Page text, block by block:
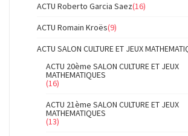
ACTU Roberto Garcia Saez(16)
ACTU Romain Kroës(9)
ACTU SALON CULTURE ET JEUX
ACTU 20ème SALON CULTURE ET JEUX
MATHEMATIQUES
(16)
ACTU 21ème SALON CULTURE ET JEUX
MATHEMATIQUES
(13)